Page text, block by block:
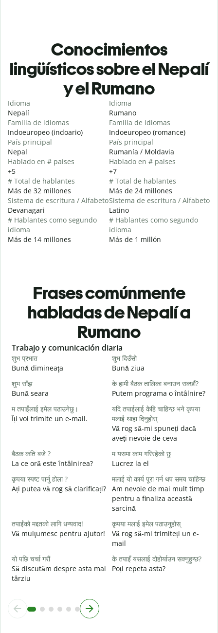
Conocimientos
lingüísticos sobre el Nepalí
y el Rumano
Idioma
Nepalí
Familia de idiomas
Indoeuropeo (indoario)
País principal
Nepal
Hablado en # países
+5
# Total de hablantes
Más de 32 millones
Sistema de escritura / Alfabeto
Devanagari
# Hablantes como segundo
idioma
Más de 14 millones
Idioma
Rumano
Familia de idiomas
Indoeuropeo (romance)
País principal
Rumanía / Moldavia
Hablado en # países
+7
# Total de hablantes
Más de 24 millones
Sistema de escritura / Alfabeto
Latino
# Hablantes como segundo
idioma
Más de 1 millón
Frases comúnmente
habladas de Nepalí a
Rumano
Slide 1 of 6
Trabajo y comunicación diaria
शुभ प्रभात
Bună dimineaţa
शुभ दिउँसो
Bună ziua
शुभ साँझ
Bună seara
के हामी बैठक तालिका बनाउन सक्छौं?
Putem programa o întâlnire?
म तपाईंलाई इमेल पठाउनेछु।
Îți voi trimite un e-mail.
यदि तपाईलाई केहि चाहिन्छ भने कृपया
मलाई थाहा दिनुहोस्
Vă rog să-mi spuneți dacă
aveți nevoie de ceva
बैठक कति बजे ?
La ce oră este întâlnirea?
म यसमा काम गरिरहेको छु
Lucrez la el
कृपया स्पष्ट पार्नु होला ?
Ați putea vă rog să clarificați?
मलाई यो कार्य पूरा गर्न थप समय चाहिन्छ
Am nevoie de mai mult timp
pentru a finaliza această
sarcină
तपाईंको मद्दतको लागि धन्यवाद!
Vă mulţumesc pentru ajutor!
कृपया मलाई इमेल पठाउनुहोस्
Vă rog să-mi trimiteți un e-
mail
यो पछि चर्चा गरौं
Să discutăm despre asta mai
târziu
के तपाइँ यसलाई दोहोर्याउन सक्नुहुन्छ?
Poți repeta asta?